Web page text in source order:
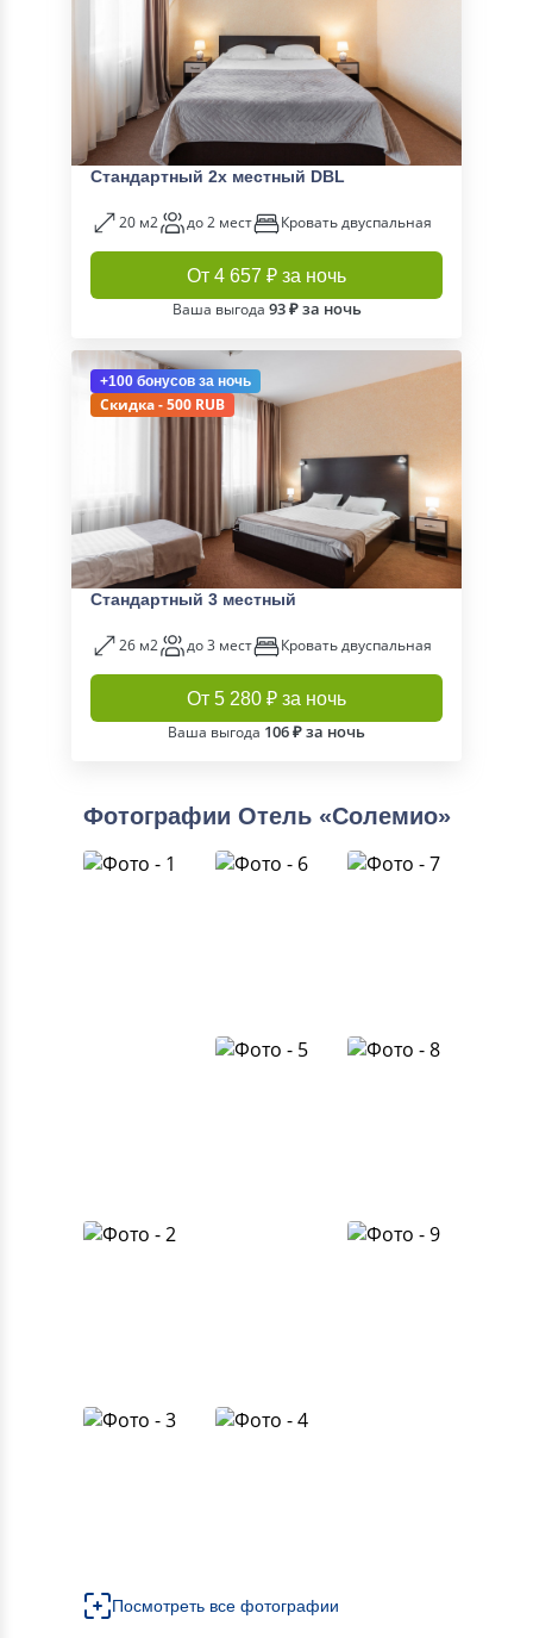
Стандартный 2х местный DBL
20 м2 до 2 мест Кровать двуспальная
От 4 657 ₽ за ночь
Ваша выгода 93 ₽ за ночь
+100 бонусов за ночь
Скидка - 500 RUB
Стандартный 3 местный
26 м2 до 3 мест Кровать двуспальная
От 5 280 ₽ за ночь
Ваша выгода 106 ₽ за ночь
Фотографии Отель «Солемио»
Посмотреть все фотографии